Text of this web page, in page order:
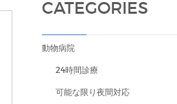
CATEGORIES
動物病院
24時間診療
可能な限り夜間対応